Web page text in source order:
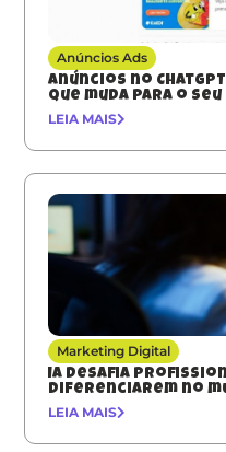
Anúncios Ads
Anúncios no
que muda para o
LEIA MAIS
Marketing Digital
IA desafia
diferenciarem no
LEIA MAIS